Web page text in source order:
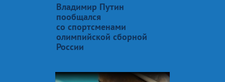
Владимир Путин
пообщался
со спортсменами
олимпийской сборной
России